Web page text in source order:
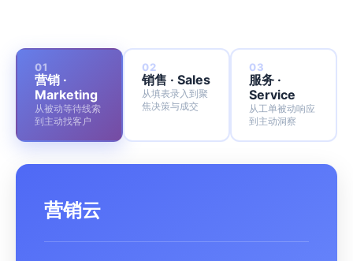
01
营销 ·
Marketing
从被动等待线索
到主动找客户
02
销售 · Sales
从填表录入到聚
焦决策与成交
03
服务 ·
Service
从工单被动响应
到主动洞察
营销云